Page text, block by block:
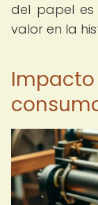
del papel
valor en la